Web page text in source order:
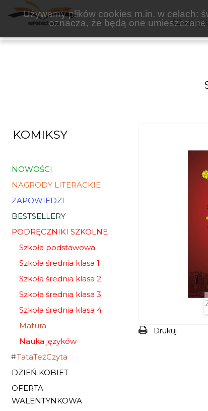
WITOLD GADOWSKI
Używamy plików cookies m.in. w celach:
oznacza, że będą one
KOMIKSY
NOWOŚCI
NAGRODY LITERACKIE
ZAPOWIEDZI
BESTSELLERY
PODRĘCZNIKI SZKOLNE
Szkoła podstawowa
Szkoła średnia klasa 1
Szkoła średnia klasa 2
Szkoła średnia klasa 3
Szkoła średnia klasa 4
Matura
Nauka języków
TataTeżCzyta
DZIEŃ KOBIET
OFERTA
WALENTYNKOWA
Drukuj